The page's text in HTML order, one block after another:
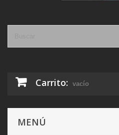
Carrito: vacío
MENÚ